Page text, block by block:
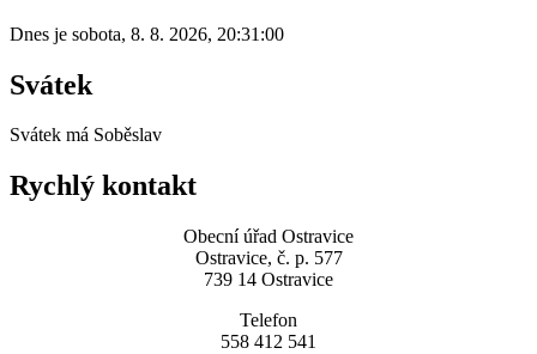
Dnes je sobota, 8. 8. 2026, 20:31:00
Svátek
Svátek má Soběslav
Rychlý kontakt
Obecní úřad Ostravice
Ostravice, č. p. 577
739 14 Ostravice
Telefon
558 412 541